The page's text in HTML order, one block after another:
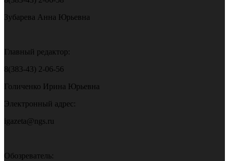
Зубарева Анна Юрьевна
Главный редактор:
8(383-43) 2-06-56
Голиченко Ирина Юрьевна
Электронный адрес:
igazeta@ngs.ru
Обозреватель: